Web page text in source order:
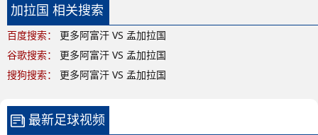
加拉国 相关搜索
百度搜索：
更多阿富汗 VS 孟加拉国
谷歌搜索：
更多阿富汗 VS 孟加拉国
搜狗搜索：
更多阿富汗 VS 孟加拉国
最新足球视频